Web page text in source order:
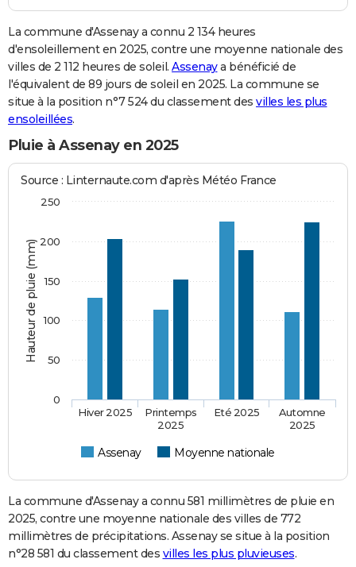
La commune d'Assenay a connu 2 134 heures
d'ensoleillement en 2025, contre une moyenne nationale des
villes de 2 112 heures de soleil. Assenaya bénéficié de
l'équivalent de 89 jours de soleil en 2025. La commune se
situe à la position n°7 524 du classement des villes les plus
ensoleillées.
Pluie à Assenay en 2025
Hauteur de pluie (mm)
Source : Linternaute.com d'après Météo France
Assenay Moyenne nationale
Hiver 2025
Printemps
2025
Eté 2025
Automne
2025
0
50
100
150
200
250
La commune d'Assenay a connu 581 millimètres de pluie en
2025, contre une moyenne nationale des villes de 772
millimètres de précipitations. Assenay se situe à la position
n°28 581 du classement des villes les plus pluvieuses.